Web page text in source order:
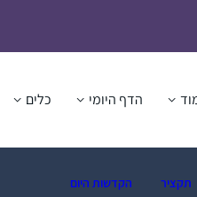
הדף היומי כלים
תקציר הקדשות היום